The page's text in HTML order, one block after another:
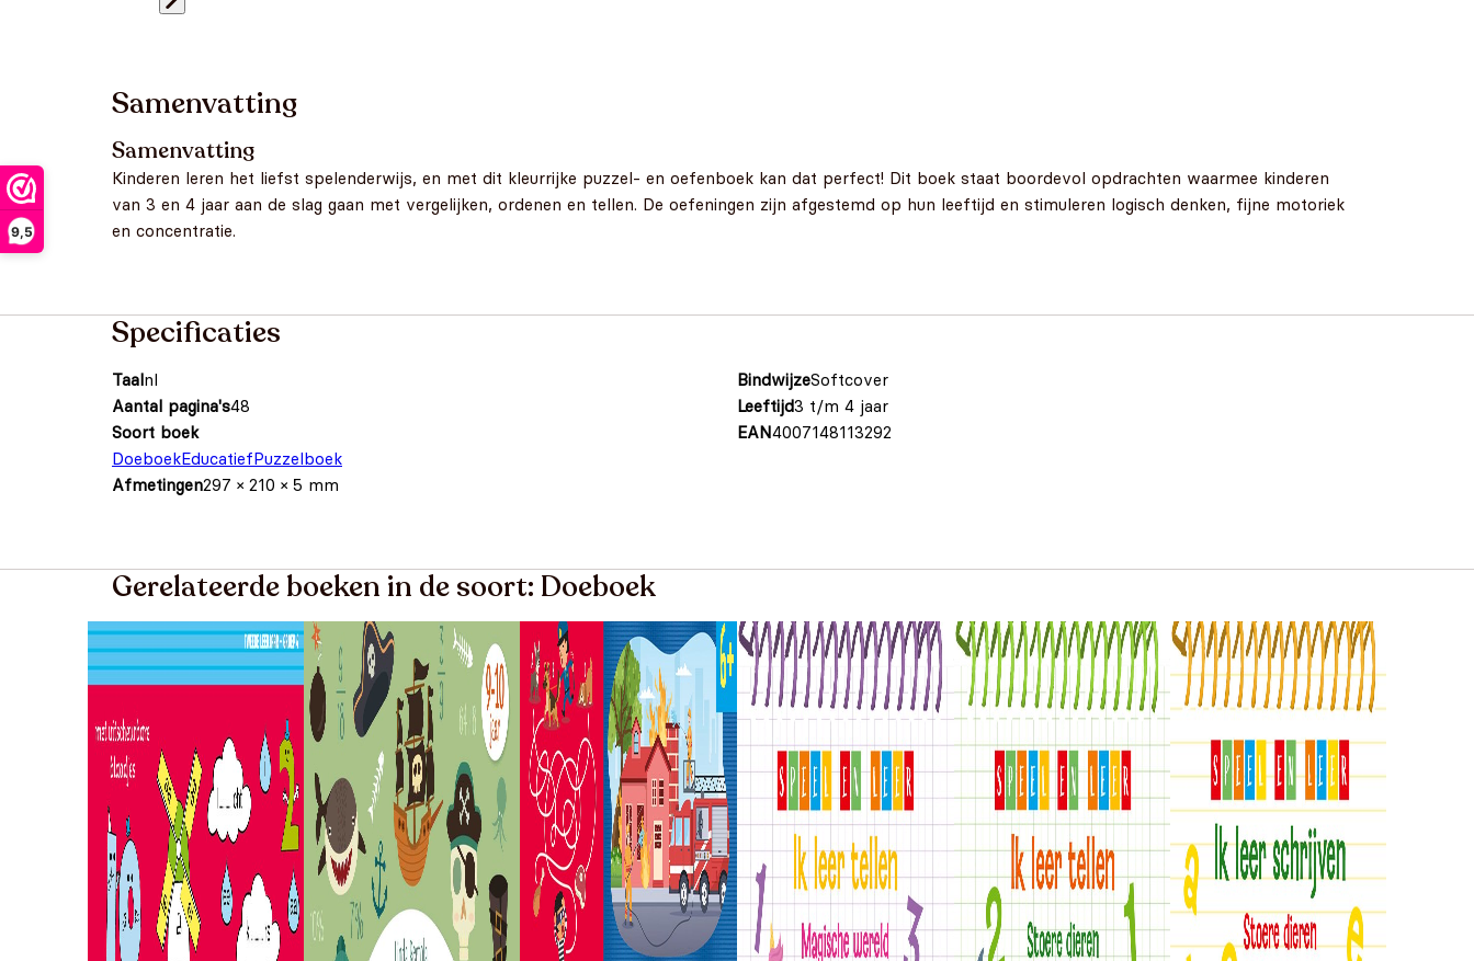
9,5
Samenvatting
Samenvatting
Kinderen leren het liefst spelenderwijs, en met dit kleurrijke puzzel- en oefenboek kan dat perfect! Dit boek staat boordevol opdrachten waarmee kinderen
van 3 en 4 jaar aan de slag gaan met vergelijken, ordenen en tellen. De oefeningen zijn afgestemd op hun leeftijd en stimuleren logisch denken, fijne motoriek
en concentratie.
Specificaties
Taalnl BindwijzeSoftcover
Aantal pagina's48 Leeftijd3 t/m 4 jaar
Soort boek
DoeboekEducatiefPuzzelboek
EAN4007148113292
Afmetingen297 × 210 × 5 mm
Gerelateerde boeken in de soort: Doeboek